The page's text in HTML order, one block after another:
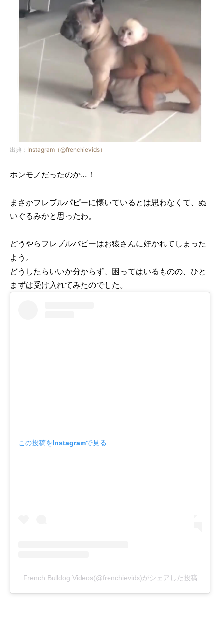
出典： Instagram（@frenchievids）
ホンモノだったのか…！
まさかフレブルパピーに懐いているとは思わなくて、ぬ
いぐるみかと思ったわ。
どうやらフレブルパピーはお猿さんに好かれてしまった
よう。
どうしたらいいか分からず、困ってはいるものの、ひと
まずは受け入れてみたのでした。
この投稿をInstagramで見る
French Bulldog Videos(@frenchievids)がシェアした投稿